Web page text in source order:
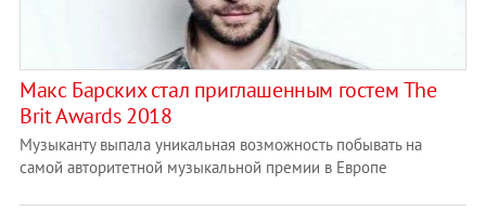
Макс Барских стал приглашенным гостем The
Brit Awards 2018
Музыканту выпала уникальная возможность побывать на
самой авторитетной музыкальной премии в Европе